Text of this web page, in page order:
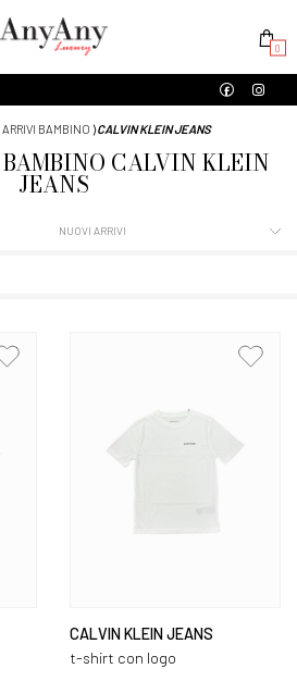
0
BAMBINO ⟩CALVIN KLEIN JEANS
BAMBINO CALVIN KLEIN
JEANS
CALVIN KLEIN JEANS
t-shirt con logo